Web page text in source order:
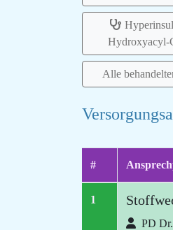
Hydroxyacyl-
Alle
#
1
PD